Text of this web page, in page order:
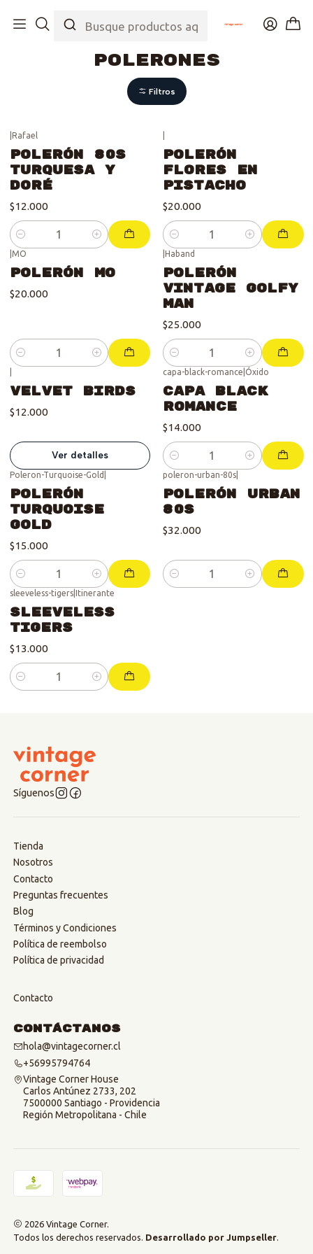
Polerones
Filtros
Rafael
Polerón 80s
Turquesa y
doré
$12.000
Cantidad
Polerón
Flores en
Pistacho
$20.000
Cantidad
MO
Polerón MO
$20.000
Cantidad
Haband
Polerón
Vintage Golfy
Man
$25.000
Cantidad
Velvet Birds
$12.000
Ver detalles
capa-black-romance Óxido
Capa Black
Romance
$14.000
Cantidad
Poleron-Turquoise-Gold
Polerón
Turquoise
Gold
$15.000
Cantidad
poleron-urban-80s
Polerón Urban
80s
$32.000
Cantidad
sleeveless-tigers| Itinerante
Sleeveless
Tigers
$13.000
Cantidad
Síguenos
Tienda
Nosotros
Contacto
Preguntas frecuentes
Blog
Términos y Condiciones
Política de reembolso
Política de privacidad
Contacto
Contáctanos
hola@vintagecorner.cl
+56995794764
Vintage Corner House
Carlos Antúnez 2733, 202
7500000 Santiago - Providencia
Región Metropolitana - Chile
2026 Vintage Corner.
Todos los derechos reservados. Desarrollado por Jumpseller.